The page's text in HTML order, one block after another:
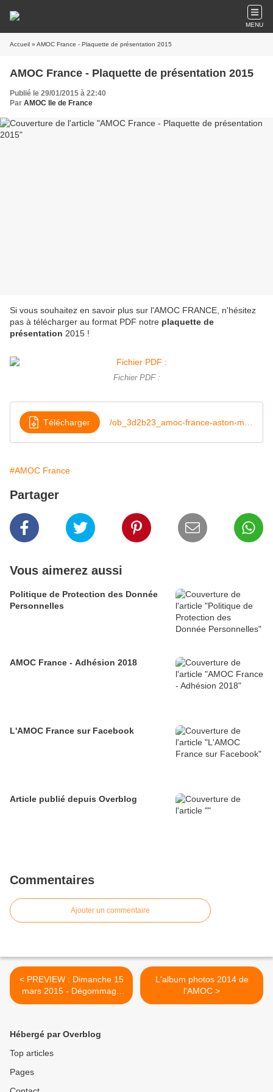
MENU
Accueil » AMOC France - Plaquette de présentation 2015
AMOC France - Plaquette de présentation 2015
Publié le 29/01/2015 à 22:40
Par AMOC Ile de France
Si vous souhaitez en savoir plus sur l'AMOC FRANCE, n'hésitez
pas à télécharger au format PDF notre plaquette de
présentation 2015 !
Fichier PDF :
Télécharger
#AMOC France
Partager
Vous aimerez aussi
Politique de Protection des Donnée
Personnelles
AMOC France - Adhésion 2018
L'AMOC France sur Facebook
Article publié depuis Overblog
Commentaires
Ajouter un commentaire
< PREVIEW : Dimanche 15
mars 2015 - Dégommage
de Printemps
L'album photos 2014 de
l'AMOC >
Hébergé par Overblog
Top articles
Pages